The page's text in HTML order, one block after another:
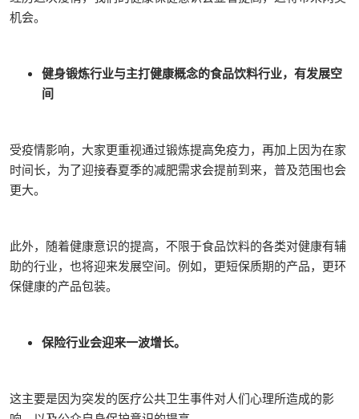
机会。
健身锻炼行业与主打健康概念的食品饮料行业，有发展空
间
受疫情影响，大家更重视通过锻炼提高免疫力，再加上因为在家
时间长，为了迎接春夏季的减肥需求会提前到来，普及范围也会
更大。
此外，随着健康意识的提高，不限于食品饮料的各类对健康有辅
助的行业，也将迎来发展空间。例如，更短保质期的产品，更环
保健康的产品包装。
保险行业会迎来一波增长。
这主要是因为突发的医疗公共卫生事件对人们心理所造成的影